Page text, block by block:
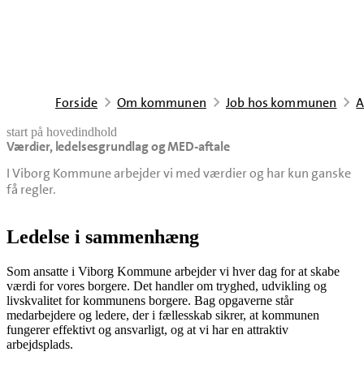
Forside Om kommunen Job hos kommunen
start på hovedindhold
Værdier, ledelsesgrundlag og MED-aftale
I Viborg Kommune arbejder vi med værdier og har kun ganske
få regler.
senest opdateret 27. maj 2026
Ledelse i sammenhæng
Som ansatte i Viborg Kommune arbejder vi hver dag for at skabe
værdi for vores borgere. Det handler om tryghed, udvikling og
livskvalitet for kommunens borgere. Bag opgaverne står
medarbejdere og ledere, der i fællesskab sikrer, at kommunen
fungerer effektivt og ansvarligt, og at vi har en attraktiv
arbejdsplads.